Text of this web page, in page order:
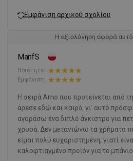
Εμφάνιση αρχικού σχολίου
Η αξιολόγηση αφορά
ManfS
Ποιότητα:
Εμφάνιση:
Η σειρά Arno που προτείνεται από
άρεσε εδώ και καιρό, γι' αυτό
αγοράσω ένα διπλό άγκιστρο για
χρυσό. Δεν μετανιώνω τα χρήματα
είμαι πολύ ευχαριστημένη, γιατί
καλοφτιαγμένο προϊόν για το